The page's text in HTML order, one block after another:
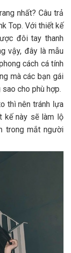
nhất? Câu trả
Top. Với thiết kế
đôi tay thanh
vậy, đây là mẫu
cách cá tính
mà các bạn gái
cho phù hợp.
thì nên tránh lựa
kế này sẽ làm lộ
trong mắt người